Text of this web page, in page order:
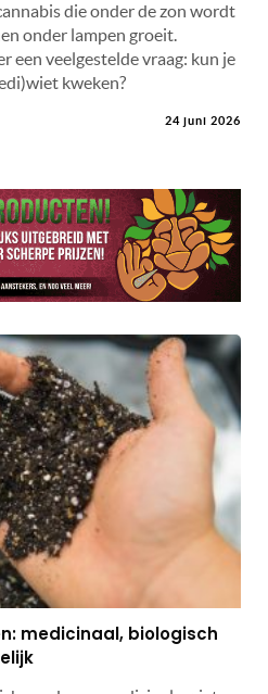
die onder de zon wordt
onder lampen groeit.
een veelgestelde vraag: kun je
kweken?
24 juni 2026
medicinaal, biologisch